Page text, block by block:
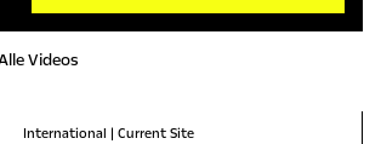
Videos
International | Current Site